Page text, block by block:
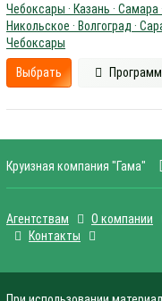
Чебоксары · Казань · Самара
Никольское · Волгоград ·
Чебоксары
Выбрать
Круизная компания "Гама"
Агентствам О компании
Контакты